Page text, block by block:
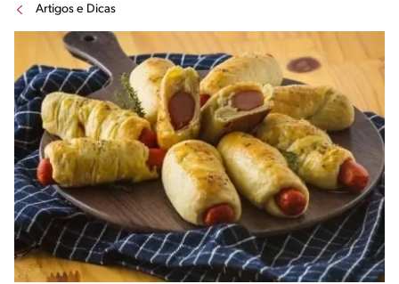
Artigos e Dicas